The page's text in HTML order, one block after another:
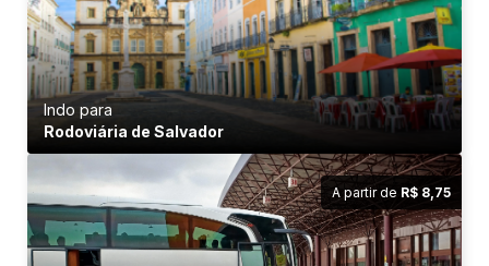
Indo para
Rodoviária de Salvador
A partir de R$ 8,75